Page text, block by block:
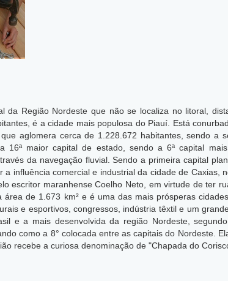
Região Nordeste que não se localiza no litoral,
é a cidade mais populosa do Piauí. Está
aglomera cerca de 1.228.672 habitantes, sendo a
maior capital de estado, sendo a 6ª capital
da navegação fluvial. Sendo a primeira capital
influência comercial e industrial da cidade de Caxias,
escritor maranhense Coelho Neto, em virtude de ter
de 1.673 km² e é uma das mais prósperas
e esportivos, congressos, indústria têxtil e um
e a mais desenvolvida da região Nordeste,
como a 8° colocada entre as capitais do Nordeste.
recebe a curiosa denominação de "Chapada do